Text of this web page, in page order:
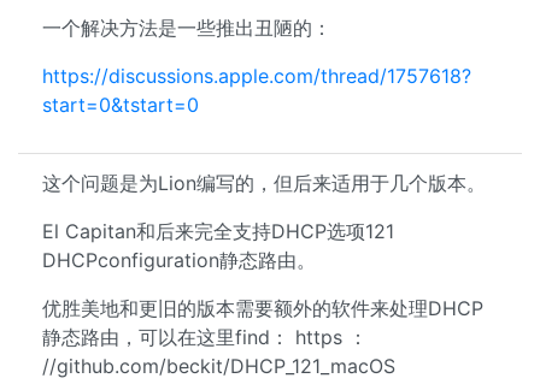
一个解决方法是一些推出丑陋的：
https://discussions.apple.com/thread/1757618?
start=0&tstart=0
这个问题是为Lion编写的，但后来适用于几个版本。
El Capitan和后来完全支持DHCP选项121
DHCPconfiguration静态路由。
优胜美地和更旧的版本需要额外的软件来处理DHCP
静态路由，可以在这里find： https ：
//github.com/beckit/DHCP_121_macOS